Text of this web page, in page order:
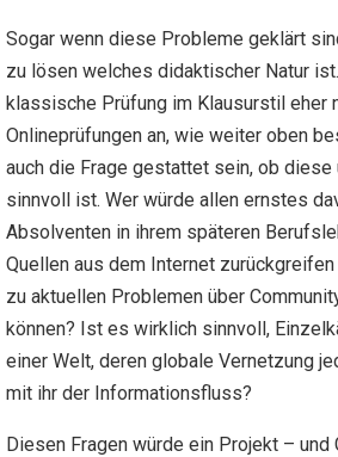
Sogar wenn diese Probleme geklärt
zu lösen welches didaktischer Natur
klassische Prüfung im Klausurstil eher
Onlineprüfungen an, wie weiter oben
auch die Frage gestattet sein, ob diese
sinnvoll ist. Wer würde allen ernstes
Absolventen in ihrem späteren
Quellen aus dem Internet
zu aktuellen Problemen über
können? Ist es wirklich sinnvoll,
einer Welt, deren globale Vernetzung
mit ihr der Informationsfluss?
Diesen Fragen würde ein Projekt – und